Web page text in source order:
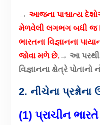
→ આજના પાશ્ચાત્ય
મેળવેલી લગભગ બધી જ
ભારતના વિજ્ઞાનના
જોવા મળે છે.→ આ પરથી
વિજ્ઞાનના ક્ષેત્રે
2. નીચેના પ્રશ્નોના
(1) પ્રાચીન